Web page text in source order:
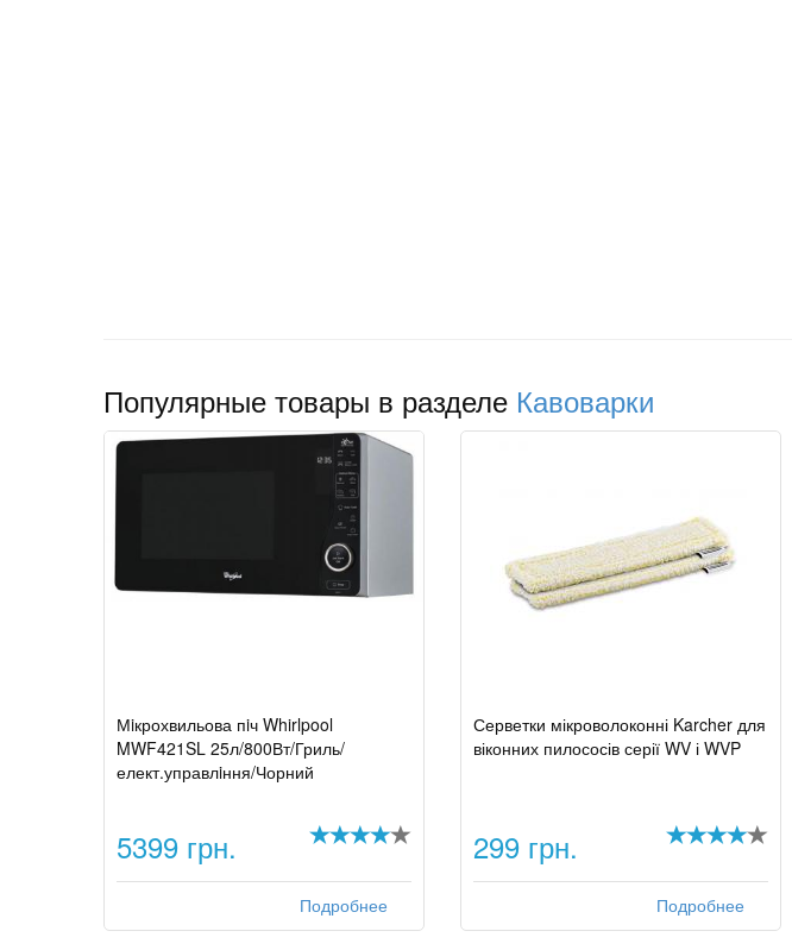
Популярные товары в разделе Кавоварки
Мiкрохвильова пiч Whirlpool
MWF421SL 25л/800Вт/Гриль/
елект.управлiння/Чорний
5399 грн.
Подробнее
Серветки мікроволоконні Karcher для
віконних пилососів серії WV і WVP
299 грн.
Подробнее